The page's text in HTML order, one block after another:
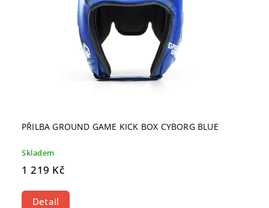
PŘILBA GROUND GAME KICK BOX CYBORG BLUE
Skladem
1 219 Kč
Detail